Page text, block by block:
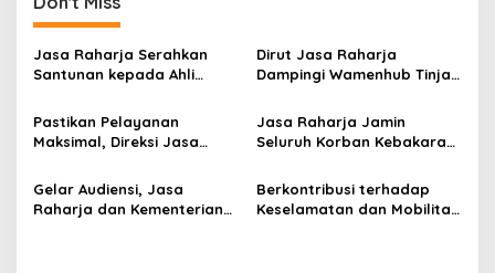
Jasa Raharja Serahkan
Santunan kepada Ahli
KM Mutiara Sentosa II
Dirut Jasa Raharja
Dampingi Wamenhub Tinjau
Mutiara Sentosa II di RS
PHC Surabaya
Pastikan Pelayanan
Maksimal, Direksi Jasa
Kebakaran KM Mutiara
Sentosa II
Jasa Raharja Jamin
Seluruh Korban Kebakaran
Perairan Sumenep
Gelar Audiensi, Jasa
Raharja dan Kementerian
Berkontribusi terhadap
Keselamatan dan Mobilitas